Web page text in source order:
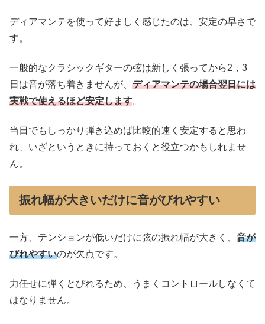
ディアマンテを使って好ましく感じたのは、安定の早さで
す。
一般的なクラシックギターの弦は新しく張ってから2，3
日は音が落ち着きませんが、 ディアマンテの場合翌日には
実戦で使えるほど安定します。
当日でもしっかり弾き込めば比較的速く安定すると思わ
れ、いざというときに持っておくと役立つかもしれませ
ん。
振れ幅が大きいだけに音がびれやすい
一方、テンションが低いだけに弦の振れ幅が大きく、 音が
びれやすいのが欠点です。
力任せに弾くとびれるため、うまくコントロールしなくて
はなりません。